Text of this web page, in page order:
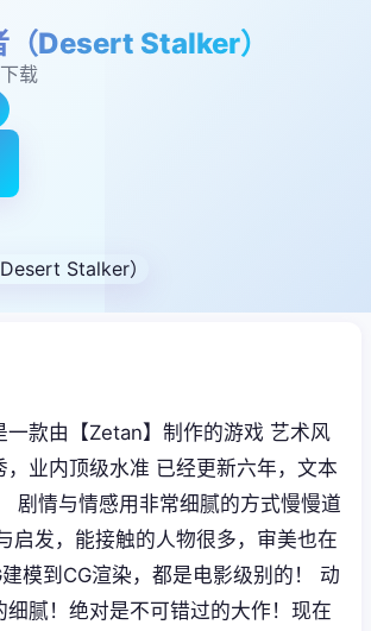
（Desert Stalker）
载
一款由【Zetan】制作的游戏 艺术风
，业内顶级水准 已经更新六年，文本
剧情与情感用非常细腻的方式慢慢道
启发，能接触的人物很多，审美也在
模到CG渲染，都是电影级别的！ 动
细腻！绝对是不可错过的大作！现在